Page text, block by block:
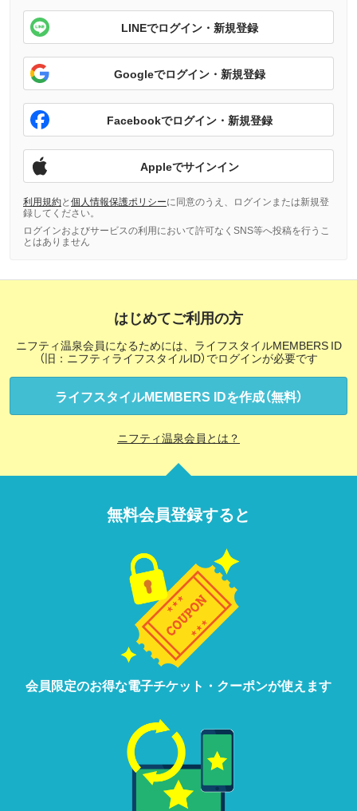
LINEでログイン・新規登録
Googleでログイン・新規登録
Facebookでログイン・新規登録
Appleでサインイン
利用規約と個人情報保護ポリシーに同意のうえ、ログインまたは新規登
録してください。
ログインおよびサービスの利用において許可なくSNS等へ投稿を行うこ
とはありません
はじめてご利用の方
ニフティ温泉会員になるためには、ライフスタイルMEMBERS ID
（旧：ニフティライフスタイルID）でログインが必要です
ライフスタイルMEMBERS IDを作成（無料）
ニフティ温泉会員とは？
無料会員登録すると
会員限定のお得な電子チケット・クーポンが使えます